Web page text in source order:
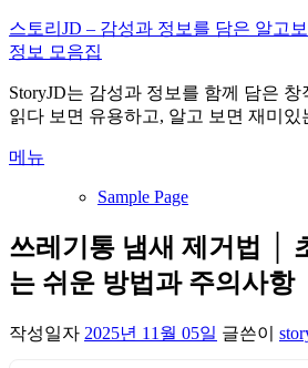
내
용
로
바
가
스토리JD – 감성과 정보를 담은 알고
정보 모음집
StoryJD는 감성과 정보를 함께 담은 창
읽다 보면 유용하고, 알고 보면 재미있
메뉴
Sample Page
쓰레기통 냄새 제거법 │
는 쉬운 방법과 주의사항
작성일자 2025년 11월 05일 글쓴이